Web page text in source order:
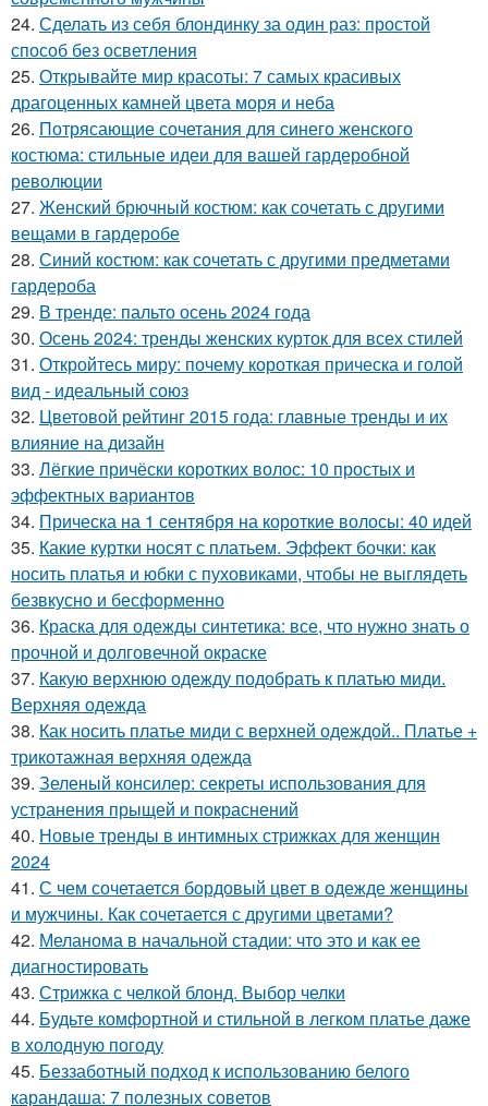
24. Сделать из себя блондинку за один раз: простой
способ без осветления
25. Открывайте мир красоты: 7 самых красивых
драгоценных камней цвета моря и неба
26. Потрясающие сочетания для синего женского
костюма: стильные идеи для вашей гардеробной
революции
27. Женский брючный костюм: как сочетать с другими
вещами в гардеробе
28. Синий костюм: как сочетать с другими предметами
гардероба
29. В тренде: пальто осень 2024 года
30. Осень 2024: тренды женских курток для всех стилей
31. Откройтесь миру: почему короткая прическа и голой
вид - идеальный союз
32. Цветовой рейтинг 2015 года: главные тренды и их
влияние на дизайн
33. Лёгкие причёски коротких волос: 10 простых и
эффектных вариантов
34. Прическа на 1 сентября на короткие волосы: 40 идей
35. Какие куртки носят с платьем. Эффект бочки: как
носить платья и юбки с пуховиками, чтобы не выглядеть
безвкусно и бесформенно
36. Краска для одежды синтетика: все, что нужно знать о
прочной и долговечной окраске
37. Какую верхнюю одежду подобрать к платью миди.
Верхняя одежда
38. Как носить платье миди с верхней одеждой.. Платье +
трикотажная верхняя одежда
39. Зеленый консилер: секреты использования для
устранения прыщей и покраснений
40. Новые тренды в интимных стрижках для женщин
2024
41. С чем сочетается бордовый цвет в одежде женщины
и мужчины. Как сочетается с другими цветами?
42. Меланома в начальной стадии: что это и как ее
диагностировать
43. Стрижка с челкой блонд. Выбор челки
44. Будьте комфортной и стильной в легком платье даже
в холодную погоду
45. Беззаботный подход к использованию белого
карандаша: 7 полезных советов